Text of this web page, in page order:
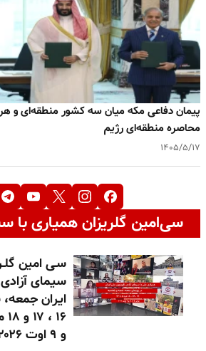
پیمان دفاعی مکه میان سه کشور منطقه‌ای و
محاصره منطقه‌ای رژیم
۱۴۰۵/۵/۱۷
سی‌امین گلریزان همیاری با
سـی امین
سیمای
ایران
و ۹ اوت ۲۰۲۶